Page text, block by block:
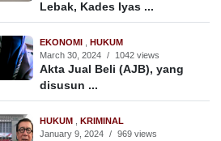
Lebak, Kades Iyas ...
EKONOMI
HUKUM
March 30, 2024 / 1042 views
Akta Jual Beli (AJB), yang
disusun ...
HUKUM
KRIMINAL
January 9, 2024 / 969 views